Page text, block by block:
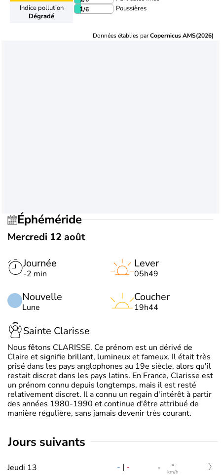
Indice pollution
Dégradé
1/6 Poussières
Données établies parCopernicus AMS(2026)
Éphéméride
Mercredi 12 août
Journée
-2 min
Nouvelle
Lune
Lever
05h49
Coucher
19h44
Sainte Clarisse
Nous fêtons CLARISSE. Ce prénom est un dérivé de
Claire et signifie brillant, lumineux et fameux. Il était très
prisé dans les pays anglophones au 19e siècle, alors qu'il
restait discret dans les pays latins. En France, Clarisse est
un prénom connu depuis longtemps, mais il est resté
relativement discret. Il a connu un regain d'intérêt à partir
des années 1980-1990 et continue d'être attribué de
manière régulière, sans jamais devenir très courant.
jours suivants
Jeudi 13 - | - - -
km/h